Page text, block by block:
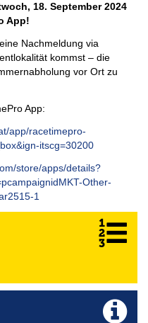
18. September 2024
App!
Nachmeldung via
kommst – die
vor Ort zu
App:
app/racetimepro-
itscg=30200
store/apps/details?
Other-
1